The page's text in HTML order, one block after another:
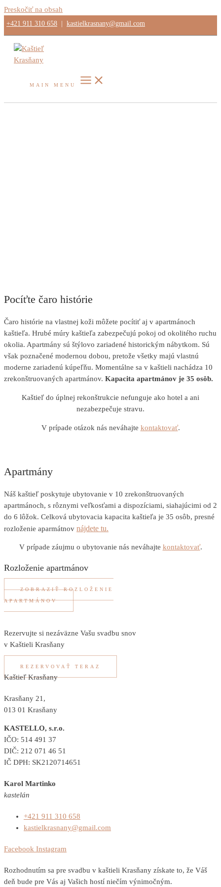
Preskočiť na obsah
+421 911 310 658 kastielkrasnany@gmail.com
MAIN MENU
Pocíťte čaro histórie
Čaro histórie na vlastnej koži môžete pocítiť aj v apartmánoch
kaštieľa. Hrubé múry kaštieľa zabezpečujú pokoj od okolitého ruchu
okolia. Apartmány sú štýlovo zariadené historickým nábytkom. Sú
však poznačené modernou dobou, pretože všetky majú vlastnú
moderne zariadenú kúpeľňu. Momentálne sa v kaštieli nachádza 10
zrekonštruovaných apartmánov. Kapacita apartmánov je 35 osôb.
Kaštieľ do úplnej rekonštrukcie nefunguje ako hotel a ani
nezabezpečuje stravu.
V prípade otázok nás neváhajte kontaktovať.
Apartmány
Náš kaštieľ poskytuje ubytovanie v 10 zrekonštruovaných
apartmánoch, s rôznymi veľkosťami a dispozíciami, siahajúcimi od 2
do 6 lôžok. Celková ubytovacia kapacita kaštieľa je 35 osôb, presné
rozloženie aparmátnov nájdete tu.
V prípade záujmu o ubytovanie nás neváhajte kontaktovať.
Rozloženie apartmánov
ZOBRAZIŤ ROZLOŽENIE
APARTMÁNOV
Rezervujte si nezáväzne Vašu svadbu snov
v Kaštieli Krasňany
REZERVOVAŤ TERAZ
Kaštieľ Krasňany
Krasňany 21,
013 01 Krasňany
KASTELLO, s.r.o.
IČO: 514 491 37
DIČ: 212 071 46 51
IČ DPH: SK2120714651
Karol Martinko
kastelán
+421 911 310 658
kastielkrasnany@gmail.com
Facebook Instagram
Rozhodnutím sa pre svadbu v kaštieli Krasňany získate to, že Váš
deň bude pre Vás aj Vašich hostí niečím výnimočným.